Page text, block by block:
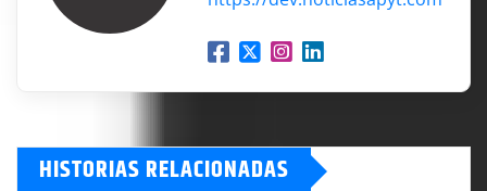
HISTORIAS RELACIONADAS